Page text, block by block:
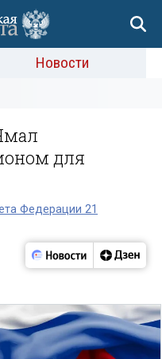
Новости
для
Федерации 21